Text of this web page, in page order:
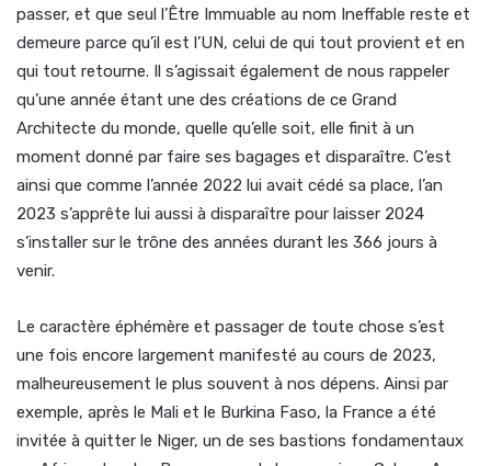
passer, et que seul l’Être Immuable au nom Ineffable reste et
demeure parce qu’il est l’UN, celui de qui tout provient et en
qui tout retourne. Il s’agissait également de nous rappeler
qu’une année étant une des créations de ce Grand
Architecte du monde, quelle qu’elle soit, elle finit à un
moment donné par faire ses bagages et disparaître. C’est
ainsi que comme l’année 2022 lui avait cédé sa place, l’an
2023 s’apprête lui aussi à disparaître pour laisser 2024
s’installer sur le trône des années durant les 366 jours à
venir.
Le caractère éphémère et passager de toute chose s’est
une fois encore largement manifesté au cours de 2023,
malheureusement le plus souvent à nos dépens. Ainsi par
exemple, après le Mali et le Burkina Faso, la France a été
invitée à quitter le Niger, un de ses bastions fondamentaux